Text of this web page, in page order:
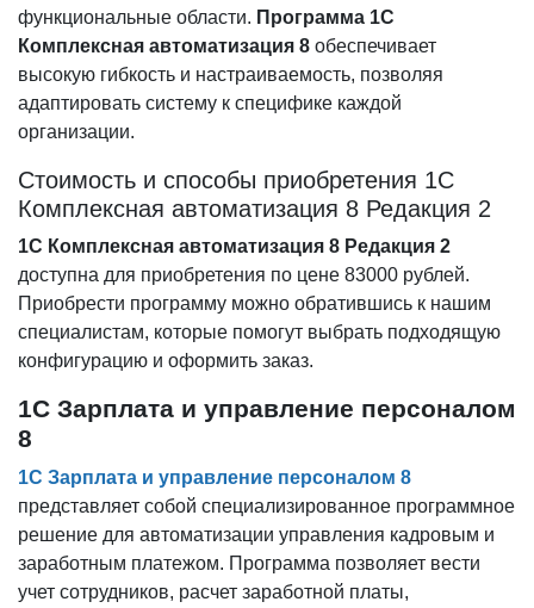
функциональные области. Программа 1С
Комплексная автоматизация 8 обеспечивает
высокую гибкость и настраиваемость, позволяя
адаптировать систему к специфике каждой
организации.
Стоимость и способы приобретения 1С
Комплексная автоматизация 8 Редакция 2
1С Комплексная автоматизация 8 Редакция 2
доступна для приобретения по цене 83000 рублей.
Приобрести программу можно обратившись к нашим
специалистам, которые помогут выбрать подходящую
конфигурацию и оформить заказ.
1С Зарплата и управление персоналом
8
1С Зарплата и управление персоналом 8
представляет собой специализированное программное
решение для автоматизации управления кадровым и
заработным платежом. Программа позволяет вести
учет сотрудников, расчет заработной платы,